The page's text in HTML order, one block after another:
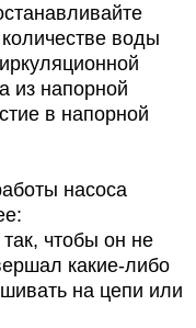
воды
из напорной
в напорной
насоса
чтобы он не
какие-либо
на цепи или